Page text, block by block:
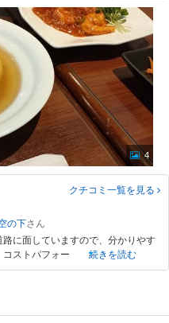
4
クチコミ一覧を見る
の下
に面していますので、分かりやす
ストパフォー
続きを読む